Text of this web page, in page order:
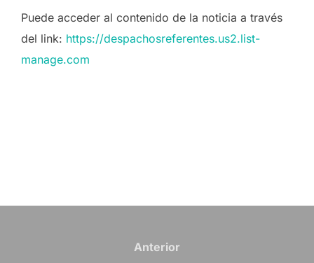
Puede acceder al contenido de la noticia a través
del link: https://despachosreferentes.us2.list-
manage.com
Anterior
Anterior